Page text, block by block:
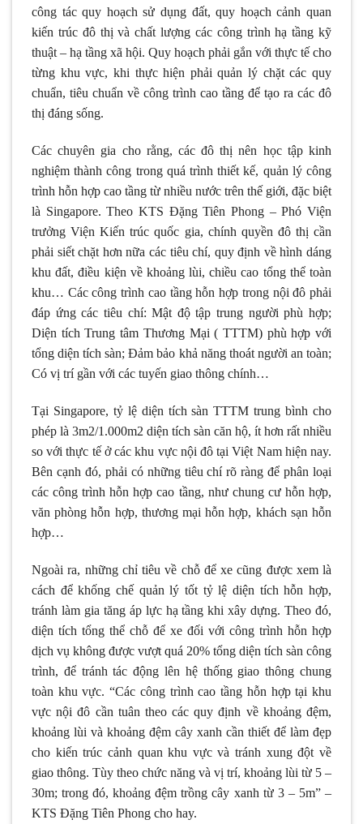
công tác quy hoạch sử dụng đất, quy hoạch cảnh quan
kiến trúc đô thị và chất lượng các công trình hạ tầng kỹ
thuật – hạ tầng xã hội. Quy hoạch phải gắn với thực tế cho
từng khu vực, khi thực hiện phải quản lý chặt các quy
chuẩn, tiêu chuẩn về công trình cao tầng để tạo ra các đô
thị đáng sống.
Các chuyên gia cho rằng, các đô thị nên học tập kinh
nghiệm thành công trong quá trình thiết kế, quản lý công
trình hỗn hợp cao tầng từ nhiều nước trên thế giới, đặc biệt
là Singapore. Theo KTS Đặng Tiên Phong – Phó Viện
trưởng Viện Kiến trúc quốc gia, chính quyền đô thị cần
phải siết chặt hơn nữa các tiêu chí, quy định về hình dáng
khu đất, điều kiện về khoảng lùi, chiều cao tổng thể toàn
khu… Các công trình cao tầng hỗn hợp trong nội đô phải
đáp ứng các tiêu chí: Mật độ tập trung người phù hợp;
Diện tích Trung tâm Thương Mại ( TTTM) phù hợp với
tổng diện tích sàn; Đảm bảo khả năng thoát người an toàn;
Có vị trí gần với các tuyến giao thông chính…
Tại Singapore, tỷ lệ diện tích sàn TTTM trung bình cho
phép là 3m2/1.000m2 diện tích sàn căn hộ, ít hơn rất nhiều
so với thực tế ở các khu vực nội đô tại Việt Nam hiện nay.
Bên cạnh đó, phải có những tiêu chí rõ ràng để phân loại
các công trình hỗn hợp cao tầng, như chung cư hỗn hợp,
văn phòng hỗn hợp, thương mại hỗn hợp, khách sạn hỗn
hợp…
Ngoài ra, những chỉ tiêu về chỗ để xe cũng được xem là
cách để khống chế quản lý tốt tỷ lệ diện tích hỗn hợp,
tránh làm gia tăng áp lực hạ tầng khi xây dựng. Theo đó,
diện tích tổng thể chỗ để xe đối với công trình hỗn hợp
dịch vụ không được vượt quá 20% tổng diện tích sàn công
trình, để tránh tác động lên hệ thống giao thông chung
toàn khu vực. “Các công trình cao tầng hỗn hợp tại khu
vực nội đô cần tuân theo các quy định về khoảng đệm,
khoảng lùi và khoảng đệm cây xanh cần thiết để làm đẹp
cho kiến trúc cảnh quan khu vực và tránh xung đột về
giao thông. Tùy theo chức năng và vị trí, khoảng lùi từ 5 –
30m; trong đó, khoảng đệm trồng cây xanh từ 3 – 5m” –
KTS Đặng Tiên Phong cho hay.